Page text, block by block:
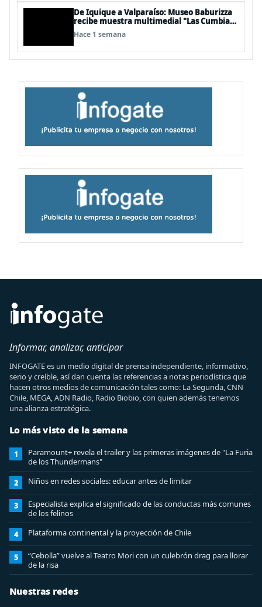
De Iquique a Valparaíso: Museo Baburizza
recibe muestra multimedial "Las Cumbias
que escuchamos allá arriba"
Hace 1 semana
Informar, analizar, anticipar
INFOGATE es un medio digital de prensa independiente, informativo,
serio y creíble, así dan cuenta las referencias a notas periodística que
hacen otros medios de comunicación tales como: La Segunda, CNN
Chile, MEGA, ADN Radio, Radio Biobio, con quien además tenemos
una alianza estratégica.
Lo más visto de la semana
1
Paramount+ revela el trailer y las primeras imágenes de "La Furia
de los Thundermans"
2 Niños en redes sociales: educar antes de limitar
3
Especialista explica el significado de las conductas más comunes
de los felinos
4 Plataforma continental y la proyección de Chile
5
“Cebolla” vuelve al Teatro Mori con un culebrón drag para llorar
de la risa
Nuestras redes